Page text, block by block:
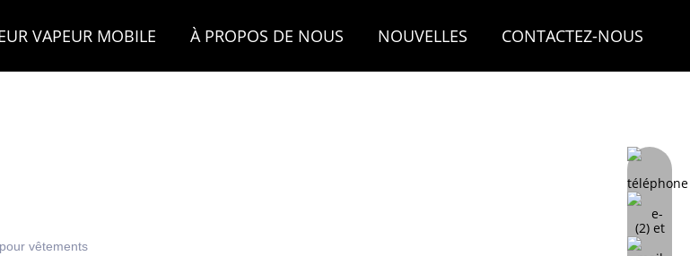
VAPEUR MOBILE À PROPOS DE NOUS NOUVELLES CONTACTEZ-NOUS
vêtements